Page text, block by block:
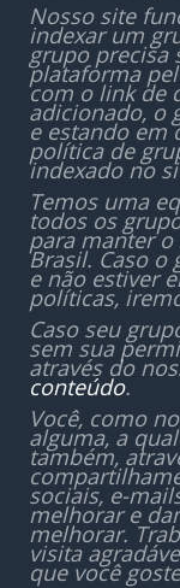
Nosso site
indexar um
grupo precisa
plataforma
com o link de
adicionado, o
e estando em
política de
indexado no
Temos uma
todos os
para manter
Brasil. Caso
e não estiver
políticas,
Caso seu
sem sua
através do
conteúdo.
Você, como
alguma, a
também,
sociais, e-
melhorar e
melhorar.
visita
que você